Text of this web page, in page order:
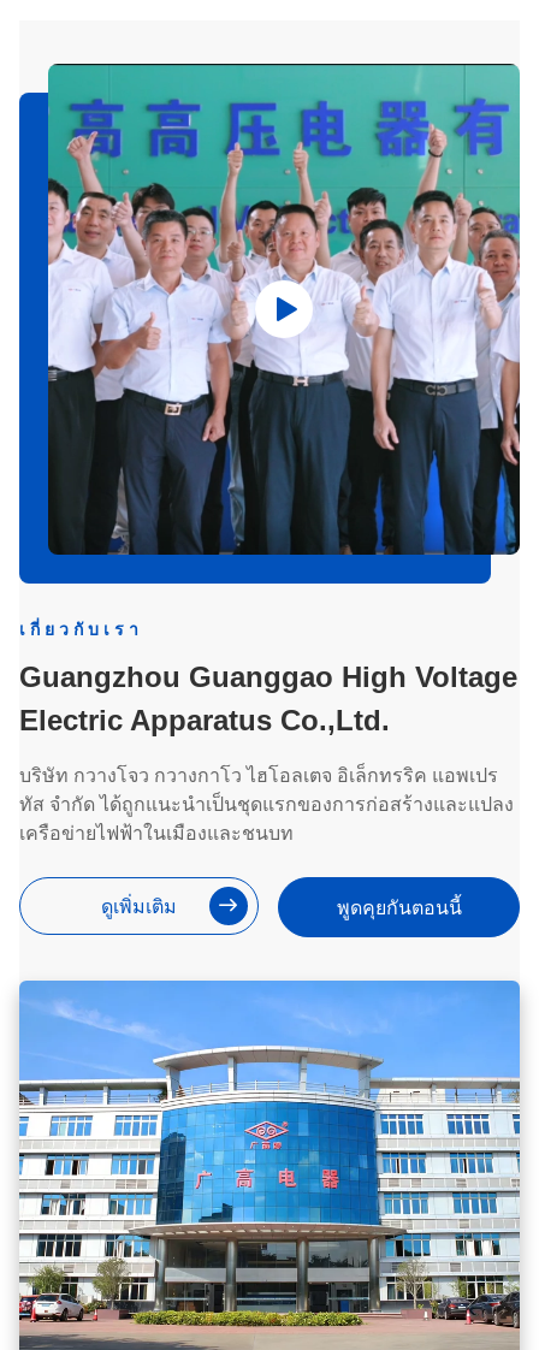
เกี่ยวกับเรา
Guangzhou Guanggao High Voltage
Electric Apparatus Co.,Ltd.
บริษัท กวางโจว กวางกาโว ไฮโอลเตจ อิเล็กทรริค แอพเปร
ทัส จํากัด ได้ถูกแนะนําเป็นชุดแรกของการก่อสร้างและแปลง
เครือข่ายไฟฟ้าในเมืองและชนบท
ดูเพิ่มเติม พูดคุยกันตอนนี้